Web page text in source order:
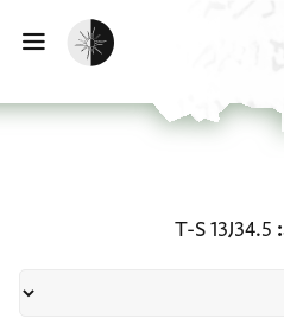
تفعيل الوضع المظلم
T-S 13J34.5